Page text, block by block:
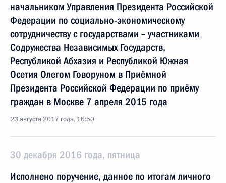
начальником Управления Президента Российской
Федерации по социально-экономическому
сотрудничеству с государствами – участниками
Содружества Независимых Государств,
Республикой Абхазия и Республикой Южная
Осетия Олегом Говоруном в Приёмной
Президента Российской Федерации по приёму
граждан в Москве 7 апреля 2015 года
23 августа 2017 года, 16:50
30 декабря 2016 года, пятница
Исполнено поручение, данное по итогам личного